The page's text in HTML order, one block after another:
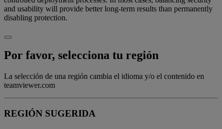
and usability will provide better long-term results than permanently
disabling protection.
Por favor, selecciona tu región
La selección de una región cambia el idioma y/o el contenido en
teamviewer.com
REGIÓN SUGERIDA